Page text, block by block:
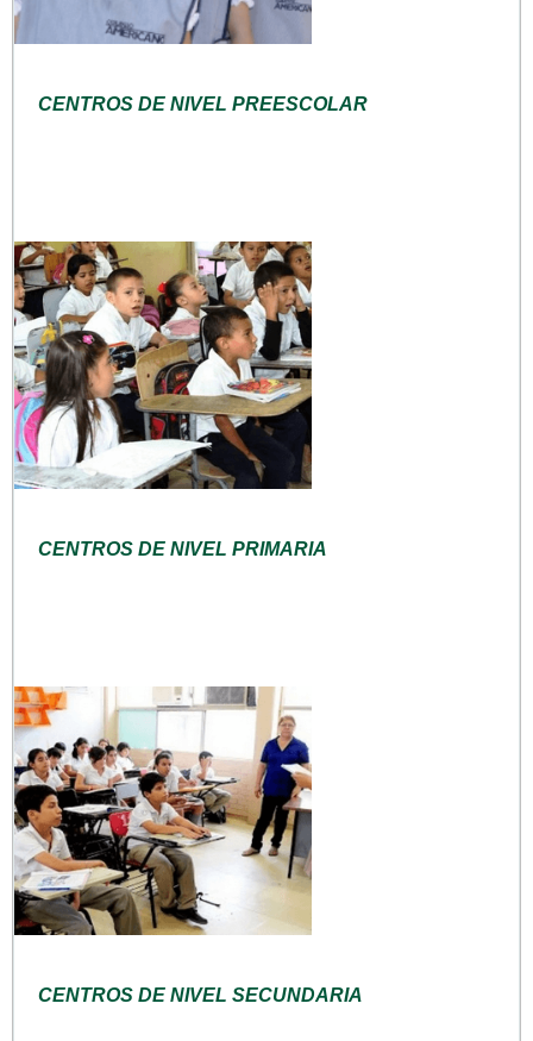
CENTROS DE NIVEL PREESCOLAR
CENTROS DE NIVEL PRIMARIA
CENTROS DE NIVEL SECUNDARIA